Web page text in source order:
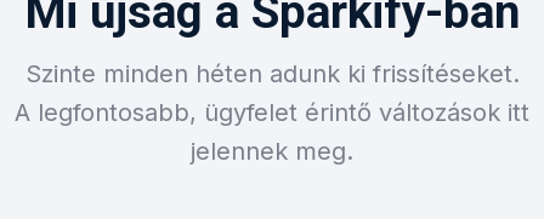
Mi újság a Sparkify-ban
Szinte minden héten adunk ki frissítéseket.
A legfontosabb, ügyfelet érintő változások itt
jelennek meg.